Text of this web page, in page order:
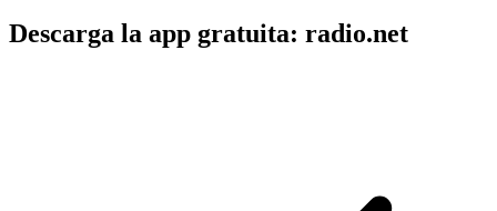
Descarga la app gratuita: radio.net